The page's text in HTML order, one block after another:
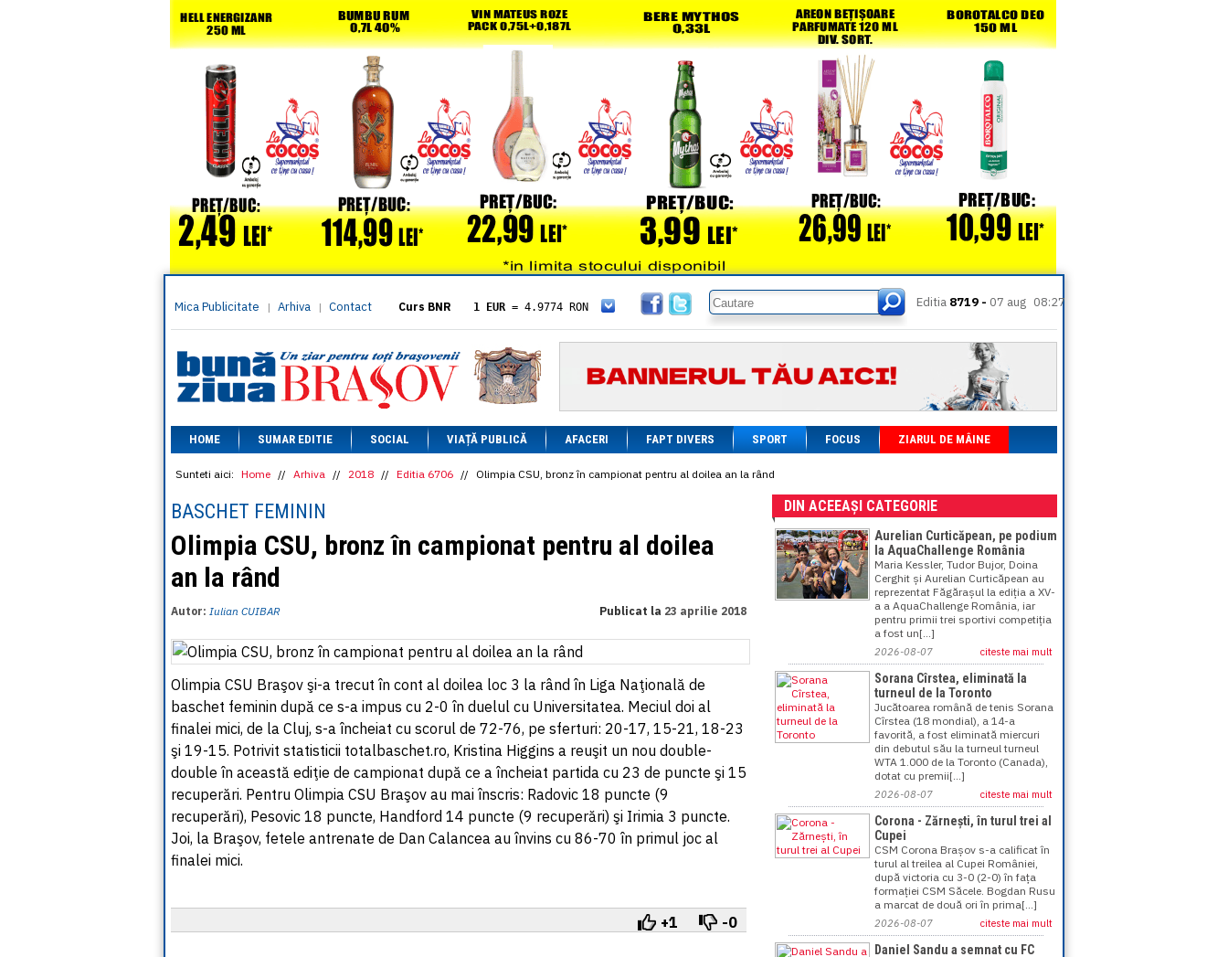
Mica Publicitate | Arhiva | Contact Curs BNR 1 EUR = 4.9774 RON
= 5.8304 RON
1 XAU= 464.4611 RON
1 AED= 1.1933 RON
1 AUD= 2.7957 RON
1 BGN= 2.5449 RON
1 CAD= 3.1559 RON
1 CHF= 5.2813 RON
1 CNY= 0.6015 RON
1 HUF= 1.2223 RON
1 INR= 0.0513 RON
1 NOK= 0.4191 RON
1 NZD= 2.6097 RON
1 RSD= 0.0425 RON
1 RUB= 0.0530 RON
1 TRY = 0.1141 RON
1 UAH = 0.1048 RON
1 XDR= 5.9383 RON
= 0.2318 RON
Editia 8719 - 07 aug 08:27
HOME SUMAR EDITIE SOCIAL VIAȚĂ PUBLICĂ AFACERI FAPT DIVERS SPORT FOCUS ZIARUL DE MÂINE
Sunteti aici: Home // Arhiva // 2018 // Editia 6706 // Olimpia CSU, bronz în campionat pentru al doilea an la rând
BASCHET FEMININ
Olimpia CSU, bronz în campionat pentru al doilea
an la rând
Autor: Iulian CUIBAR Publicat la 23 aprilie 2018
Olimpia CSU Braşov şi-a trecut în cont al doilea loc 3 la rând în Liga Naţională de
baschet feminin după ce s-a impus cu 2-0 în duelul cu Universitatea. Meciul doi al
finalei mici, de la Cluj, s-a încheiat cu scorul de 72-76, pe sferturi: 20-17, 15-21, 18-23
şi 19-15. Potrivit statisticii totalbaschet.ro, Kristina Higgins a reuşit un nou double-
double în această ediţie de campionat după ce a încheiat partida cu 23 de puncte şi 15
recuperări. Pentru Olimpia CSU Braşov au mai înscris: Radovic 18 puncte (9
recuperări), Pesovic 18 puncte, Handford 14 puncte (9 recuperări) şi Irimia 3 puncte.
Joi, la Braşov, fetele antrenate de Dan Calancea au învins cu 86-70 în primul joc al
finalei mici.
+1 -0
DIN ACEEAȘI CATEGORIE
Aurelian Curticăpean, pe podium
la AquaChallenge România
Maria Kessler, Tudor Bujor, Doina
Cerghit și Aurelian Curticăpean au
reprezentat Făgărașul la ediția a XV-
a a AquaChallenge România, iar
pentru primii trei sportivi competiția
a fost un[...]
2026-08-07 citeste mai mult
Sorana Cîrstea, eliminată la
turneul de la Toronto
Jucătoarea română de tenis Sorana
Cîrstea (18 mondial), a 14-a
favorită, a fost eliminată miercuri
din debutul său la turneul turneul
WTA 1.000 de la Toronto (Canada),
dotat cu premii[...]
2026-08-07 citeste mai mult
Corona - Zărnești, în turul trei al
Cupei
CSM Corona Brașov s-a calificat în
turul al treilea al Cupei României,
după victoria cu 3-0 (2-0) în fața
formației CSM Săcele. Bogdan Rusu
a marcat de două ori în prima[...]
2026-08-07 citeste mai mult
Daniel Sandu a semnat cu FC